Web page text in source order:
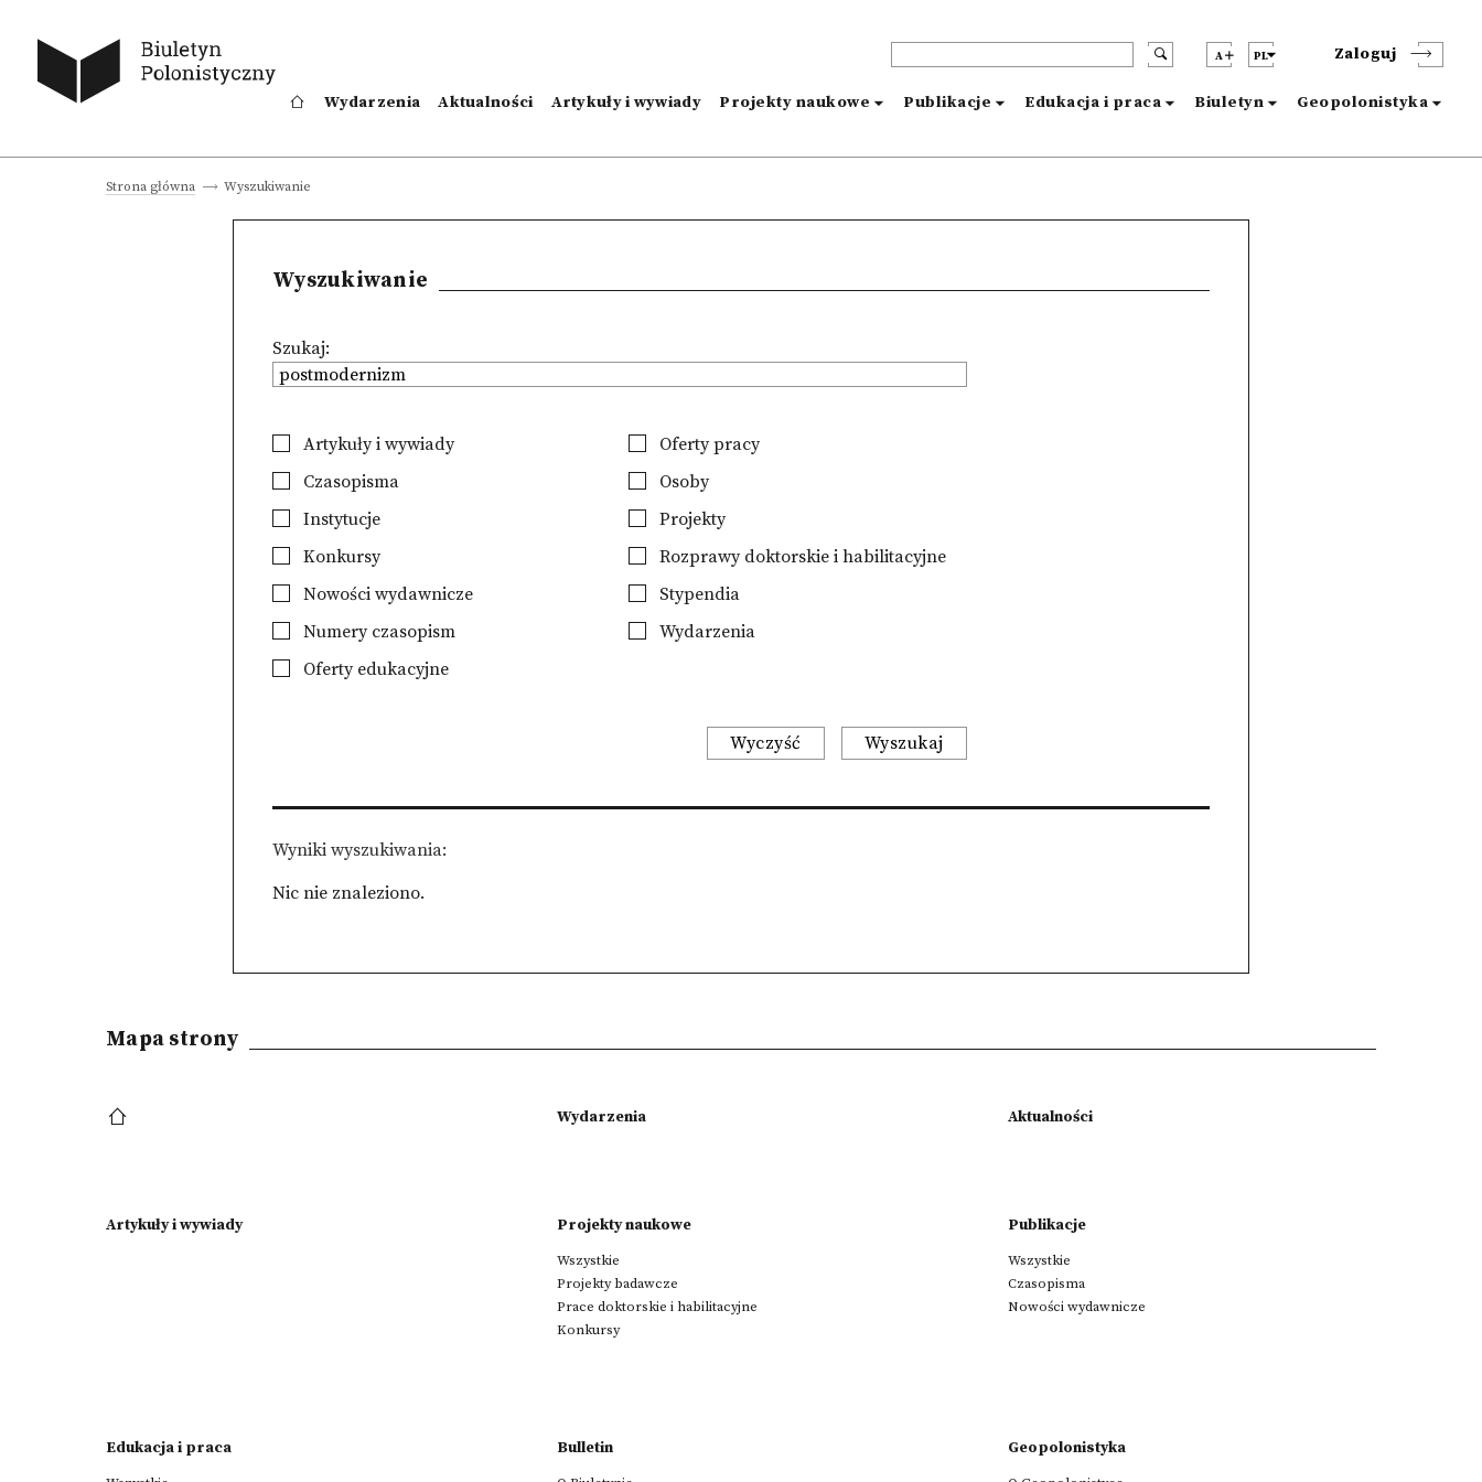
A PL Zaloguj
Wydarzenia Aktualności Artykuły i wywiady Projekty naukowe Publikacje Edukacja i praca Biuletyn Geopolonistyka
Strona główna Wyszukiwanie
Wyszukiwanie
Szukaj:
Artykuły i wywiady
Czasopisma
Instytucje
Konkursy
Nowości wydawnicze
Numery czasopism
Oferty edukacyjne
Oferty pracy
Osoby
Projekty
Rozprawy doktorskie i habilitacyjne
Stypendia
Wydarzenia
Wyczyść Wyszukaj
Wyniki wyszukiwania
Nic nie znaleziono.
Mapa strony
Wydarzenia Aktualności
Artykuły i wywiady Projekty naukowe
Wszystkie
Projekty badawcze
Prace doktorskie i habilitacyjne
Konkursy
Publikacje
Wszystkie
Czasopisma
Nowości wydawnicze
Edukacja i praca Bulletin Geopolonistyka